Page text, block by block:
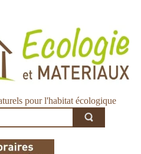
pour l'habitat écologique